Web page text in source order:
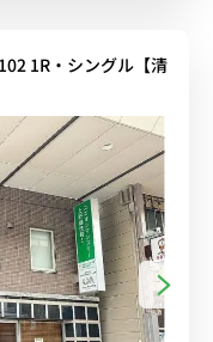
1R・シングル【清